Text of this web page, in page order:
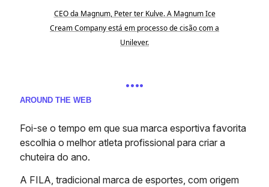
CEO da Magnum, Peter ter Kulve. A Magnum Ice
Cream Company está em processo de cisão com a
Unilever.
….
AROUND THE WEB
Foi-se o tempo em que sua marca esportiva favorita
escolhia o melhor atleta profissional para criar a
chuteira do ano.
A FILA, tradicional marca de esportes, com origem